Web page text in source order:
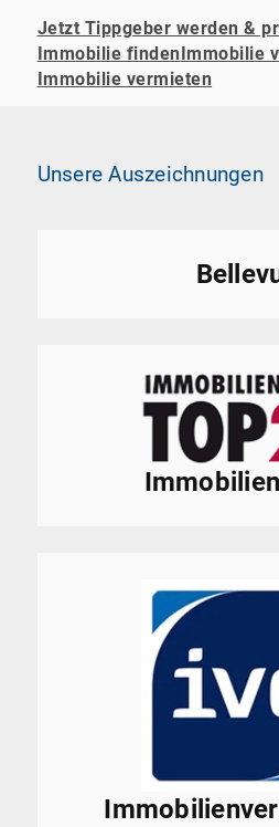
Jetzt Tippgeber werden &
Immobilie findenImmobilie
Immobilie vermieten
Unsere Auszeichnungen